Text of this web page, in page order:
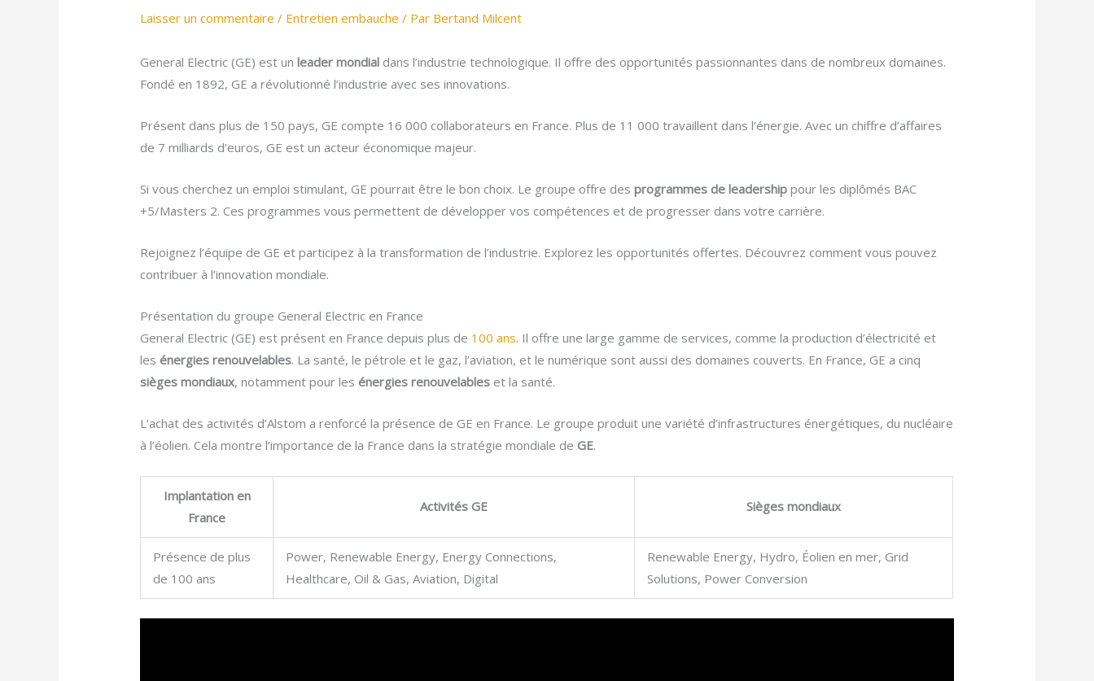
Laisser un commentaire / Entretien embauche / Par Bertand Milcent
General Electric (GE) est unleader mondial dans l’industrie technologique. Il offre des opportunités passionnantes dans de nombreux domaines.
Fondé en 1892, GE a révolutionné l’industrie avec ses innovations.
Présent dans plus de 150 pays, GE compte 16 000 collaborateurs en France. Plus de 11 000 travaillent dans l’énergie. Avec un chiffre d’affaires
de 7 milliards d’euros, GE est un acteur économique majeur.
Si vous cherchez un emploi stimulant, GE pourrait être le bon choix. Le groupe offre desprogrammes de leadership pour les diplômés BAC
+5/Masters 2. Ces programmes vous permettent de développer vos compétences et de progresser dans votre carrière.
Rejoignez l’équipe de GE et participez à la transformation de l’industrie. Explorez les opportunités offertes. Découvrez comment vous pouvez
contribuer à l’innovation mondiale.
Présentation du groupe General Electric en France
General Electric (GE) est présent en France depuis plus de 100 ans. Il offre une large gamme de services, comme la production d’électricité et
lesénergies renouvelables. La santé, le pétrole et le gaz, l’aviation, et le numérique sont aussi des domaines couverts. En France, GE a cinq
sièges mondiaux, notamment pour lesénergies renouvelables et la santé.
L’achat des activités d’Alstom a renforcé la présence de GE en France. Le groupe produit une variété d’infrastructures énergétiques, du nucléaire
à l’éolien. Cela montre l’importance de la France dans la stratégie mondiale de GE.
Implantation en
France
Activités GE Sièges mondiaux
Présence de plus
de 100 ans
Power, Renewable Energy, Energy Connections,
Healthcare, Oil & Gas, Aviation, Digital
Renewable Energy, Hydro, Éolien en mer, Grid
Solutions, Power Conversion